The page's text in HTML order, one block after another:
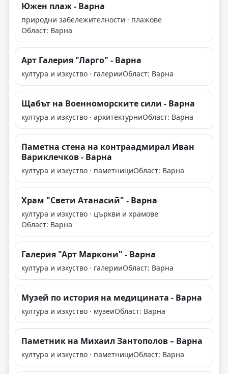
Южен плаж - Варна
природни забележителности · плажове
Област: Варна
Арт Галерия "Ларго" - Варна
култура и изкуство · галерииОбласт: Варна
Щабът на Военноморските сили - Варна
култура и изкуство · архитектурниОбласт: Варна
Паметна стена на контраадмирал Иван
Вариклечков - Варна
култура и изкуство · паметнициОбласт: Варна
Храм "Свети Атанасий" - Варна
култура и изкуство · църкви и храмове
Област: Варна
Галерия "Арт Маркони" - Варна
култура и изкуство · галерииОбласт: Варна
Музей по история на медицината - Варна
култура и изкуство · музеиОбласт: Варна
Паметник на Михаил Зантополов – Варна
култура и изкуство · паметнициОбласт: Варна